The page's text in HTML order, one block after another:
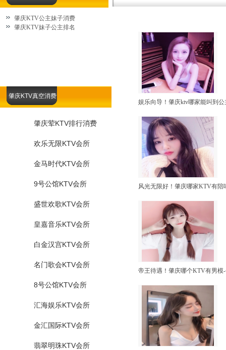
肇庆KTV真空消费
肇庆荤KTV排行消费
欢乐无限KTV会所
金马时代KTV会所
9号公馆KTV会所
盛世欢歌KTV会所
皇嘉音乐KTV会所
白金汉宫KTV会所
名门歌会KTV会所
8号公馆KTV会所
汇海娱乐KTV会所
金汇国际KTV会所
翡翠明珠KTV会所
娱乐向导！肇庆ktv哪家能叫到
风光无限好！肇庆哪家KTV有
帝王待遇！肇庆哪个KTV有男
肇庆KTV公主妹子消费
肇庆KTV妹子公主排名